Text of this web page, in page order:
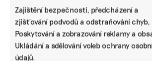
Zajištění bezpečnosti, předcházení a
zjišťování podvodů a odstraňování chyb,
Poskytování a zobrazování reklamy a
Ukládání a sdělování voleb ochrany
údajů.
PODOBNÉ PŘÍSPĚVKY